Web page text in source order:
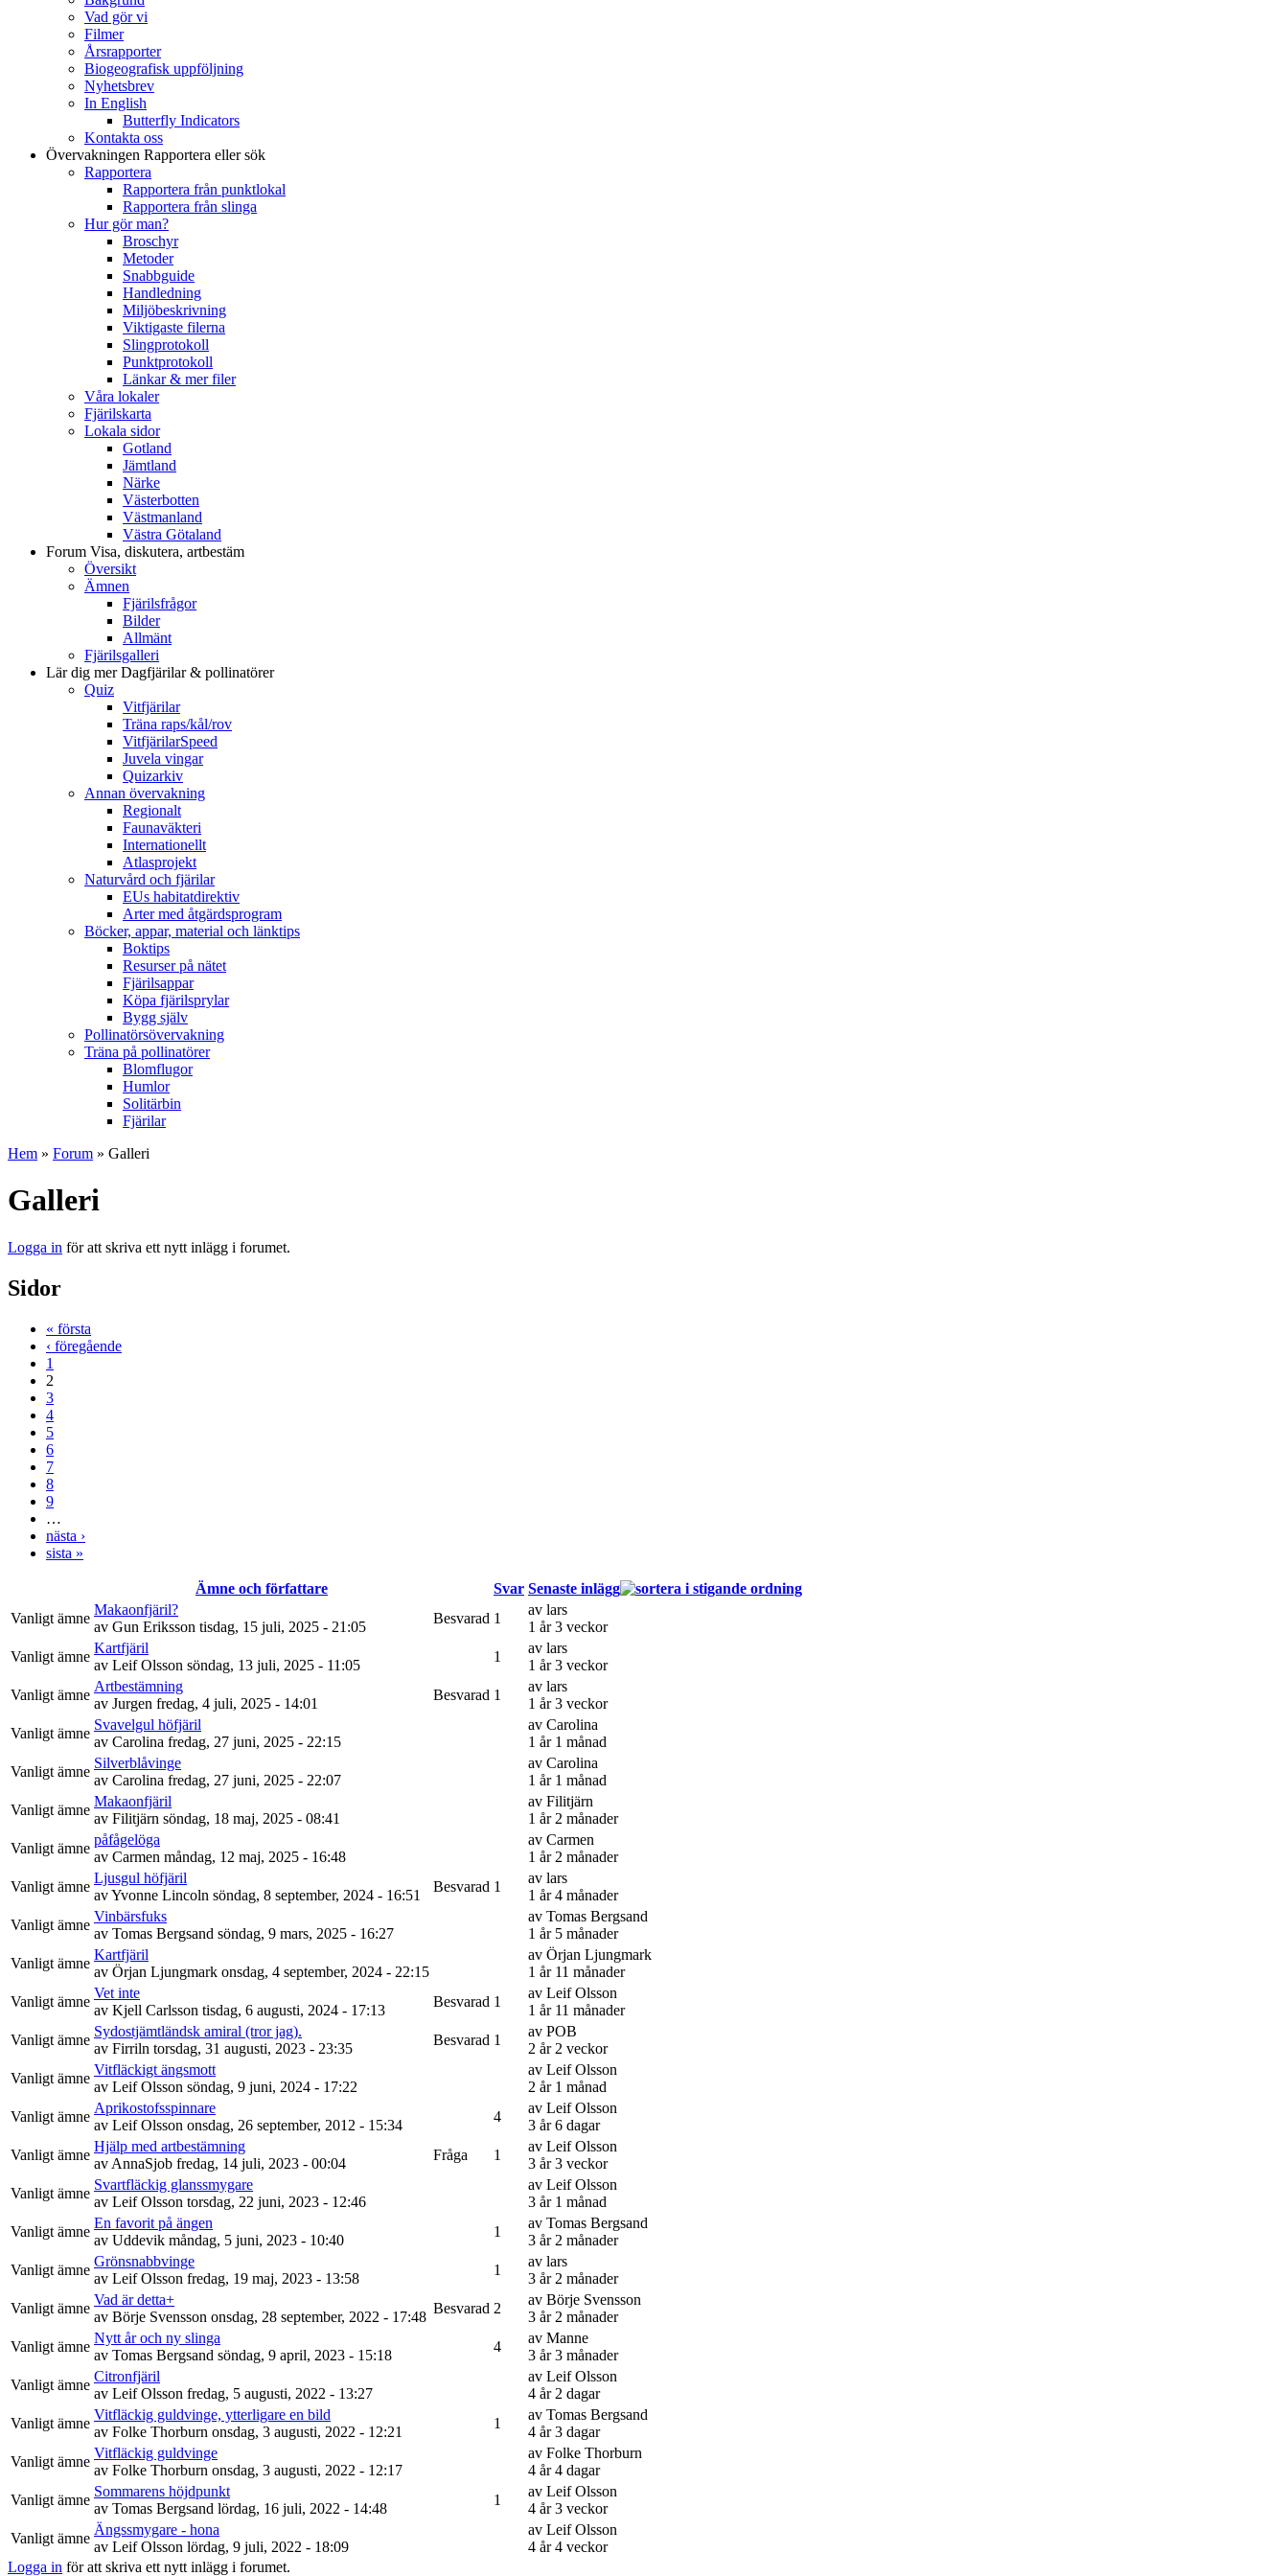
Vad gör vi
Filmer
Årsrapporter
Biogeografisk uppföljning
Nyhetsbrev
In English
Butterfly Indicators
Kontakta oss
Övervakningen Rapportera eller sök
Rapportera
Rapportera från punktlokal
Rapportera från slinga
Hur gör man?
Broschyr
Metoder
Snabbguide
Handledning
Miljöbeskrivning
Viktigaste filerna
Slingprotokoll
Punktprotokoll
Länkar & mer filer
Våra lokaler
Fjärilskarta
Lokala sidor
Gotland
Jämtland
Närke
Västerbotten
Västmanland
Västra Götaland
Forum Visa, diskutera, artbestäm
Översikt
Ämnen
Fjärilsfrågor
Bilder
Allmänt
Fjärilsgalleri
Lär dig merDagfjärilar & pollinatörer
Quiz
Vitfjärilar
Träna raps/kål/rov
VitfjärilarSpeed
Juvela vingar
Quizarkiv
Annan övervakning
Regionalt
Faunaväkteri
Internationellt
Atlasprojekt
Naturvård och fjärilar
EUs habitatdirektiv
Arter med åtgärdsprogram
Böcker, appar, material och länktips
Boktips
Resurser på nätet
Fjärilsappar
Köpa fjärilsprylar
Bygg själv
Pollinatörsövervakning
Träna på pollinatörer
Blomflugor
Humlor
Solitärbin
Fjärilar
Hem » Forum » Galleri
Galleri
Logga in för att skriva ett nytt inlägg i forumet.
Sidor
« första
‹ föregående
1
2
3
4
5
6
7
8
9
…
nästa ›
sista »
Ämne och författare Svar Senaste inlägg
Vanligt ämne
Makaonfjäril?
av Gun Eriksson tisdag, 15 juli, 2025 - 21:05
Besvarad 1
av lars
1 år 3 veckor
Vanligt ämne
Kartfjäril
av Leif Olsson söndag, 13 juli, 2025 - 11:05
1
av lars
1 år 3 veckor
Vanligt ämne
Artbestämning
av Jurgen fredag, 4 juli, 2025 - 14:01
Besvarad 1
av lars
1 år 3 veckor
Vanligt ämne
Svavelgul höfjäril
av Carolina fredag, 27 juni, 2025 - 22:15
av Carolina
1 år 1 månad
Vanligt ämne
Silverblåvinge
av Carolina fredag, 27 juni, 2025 - 22:07
av Carolina
1 år 1 månad
Vanligt ämne
Makaonfjäril
av Filitjärn söndag, 18 maj, 2025 - 08:41
av Filitjärn
1 år 2 månader
Vanligt ämne
påfågelöga
av Carmen måndag, 12 maj, 2025 - 16:48
av Carmen
1 år 2 månader
Vanligt ämne
Ljusgul höfjäril
avYvonne Lincoln söndag, 8 september, 2024 - 16:51
Besvarad 1
av lars
1 år 4 månader
Vanligt ämne
Vinbärsfuks
av Tomas Bergsand söndag, 9 mars, 2025 - 16:27
av Tomas Bergsand
1 år 5 månader
Vanligt ämne
Kartfjäril
av Örjan Ljungmark onsdag, 4 september, 2024 - 22:15
av Örjan Ljungmark
1 år 11 månader
Vanligt ämne
Vet inte
av Kjell Carlsson tisdag, 6 augusti, 2024 - 17:13
Besvarad 1
av Leif Olsson
1 år 11 månader
Vanligt ämne
Sydostjämtländsk amiral (tror jag).
av Firriln torsdag, 31 augusti, 2023 - 23:35
Besvarad 1
av POB
2 år 2 veckor
Vanligt ämne
Vitfläckigt ängsmott
av Leif Olsson söndag, 9 juni, 2024 - 17:22
av Leif Olsson
2 år 1 månad
Vanligt ämne
Aprikostofsspinnare
av Leif Olsson onsdag, 26 september, 2012 - 15:34
4
av Leif Olsson
3 år 6 dagar
Vanligt ämne
Hjälp med artbestämning
av AnnaSjob fredag, 14 juli, 2023 - 00:04
Fråga 1
av Leif Olsson
3 år 3 veckor
Vanligt ämne
Svartfläckig glanssmygare
av Leif Olsson torsdag, 22 juni, 2023 - 12:46
av Leif Olsson
3 år 1 månad
Vanligt ämne
En favorit på ängen
av Uddevik måndag, 5 juni, 2023 - 10:40
1
av Tomas Bergsand
3 år 2 månader
Vanligt ämne
Grönsnabbvinge
av Leif Olsson fredag, 19 maj, 2023 - 13:58
1
av lars
3 år 2 månader
Vanligt ämne
Vad är detta+
av Börje Svensson onsdag, 28 september, 2022 - 17:48
Besvarad 2
av Börje Svensson
3 år 2 månader
Vanligt ämne
Nytt år och ny slinga
av Tomas Bergsand söndag, 9 april, 2023 - 15:18
4
av Manne
3 år 3 månader
Vanligt ämne
Citronfjäril
av Leif Olsson fredag, 5 augusti, 2022 - 13:27
av Leif Olsson
4 år 2 dagar
Vanligt ämne
Vitfläckig guldvinge, ytterligare en bild
av Folke Thorburn onsdag, 3 augusti, 2022 - 12:21
1
av Tomas Bergsand
4 år 3 dagar
Vanligt ämne
Vitfläckig guldvinge
av Folke Thorburn onsdag, 3 augusti, 2022 - 12:17
av Folke Thorburn
4 år 4 dagar
Vanligt ämne
Sommarens höjdpunkt
av Tomas Bergsand lördag, 16 juli, 2022 - 14:48
1
av Leif Olsson
4 år 3 veckor
Vanligt ämne
Ängssmygare - hona
av Leif Olsson lördag, 9 juli, 2022 - 18:09
av Leif Olsson
4 år 4 veckor
Logga in för att skriva ett nytt inlägg i forumet.